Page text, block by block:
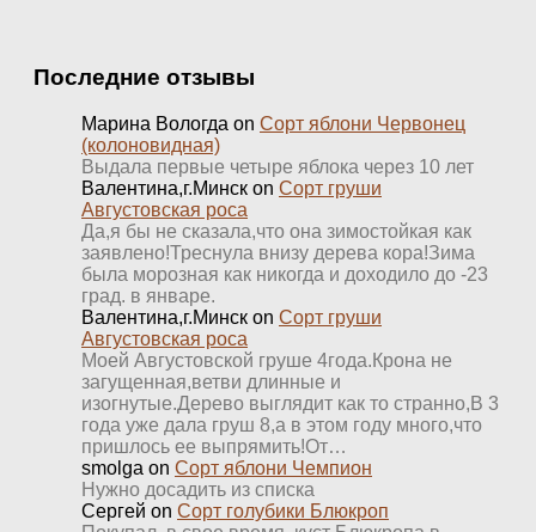
Последние отзывы
Марина Вологда on Сорт яблони Червонец
(колоновидная)
Выдала первые четыре яблока через 10 лет
Валентина,г.Минск on Сорт груши
Августовская роса
Да,я бы не сказала,что она зимостойкая как
заявлено!Треснула внизу дерева кора!Зима
была морозная как никогда и доходило до -23
град. в январе.
Валентина,г.Минск on Сорт груши
Августовская роса
Моей Августовской груше 4года.Крона не
загущенная,ветви длинные и
изогнутые.Дерево выглядит как то странно,В 3
года уже дала груш 8,а в этом году много,что
пришлось ее выпрямить!От…
smolga on Сорт яблони Чемпион
Нужно досадить из списка
Сергей on Сорт голубики Блюкроп